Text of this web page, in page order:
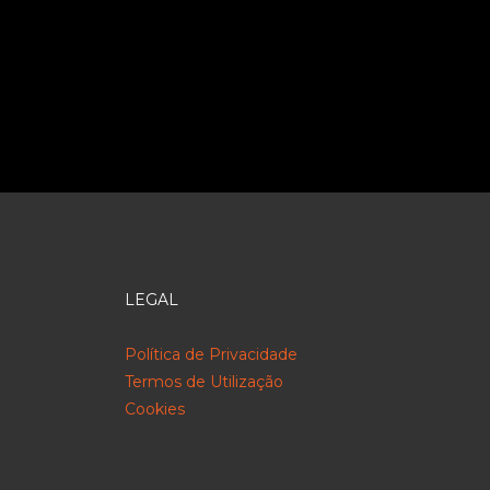
LEGAL
Política de Privacidade
Termos de Utilização
Cookies